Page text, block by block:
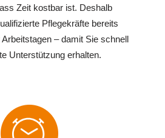
Zeit kostbar ist. Deshalb
Pflegekräfte bereits
– damit Sie schnell
Unterstützung erhalten.